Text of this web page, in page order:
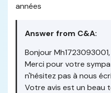
années
Answer from C&A:
Bonjour Mh1723093001,
Merci pour votre
n'hésitez pas à nous
Votre avis est un beau